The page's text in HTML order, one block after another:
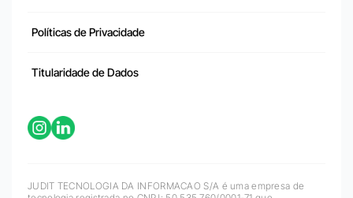
Políticas de Privacidade
Titularidade de Dados
JUDIT TECNOLOGIA DA INFORMACAO S/A é uma empresa de